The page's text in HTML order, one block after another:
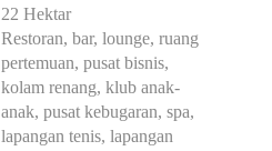
22 Hektar
Restoran, bar, lounge, ruang
pertemuan, pusat bisnis,
kolam renang, klub anak-
anak, pusat kebugaran, spa,
lapangan tenis, lapangan